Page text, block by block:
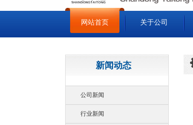
网站首页 关于公司
新闻动态
公司新闻
行业新闻